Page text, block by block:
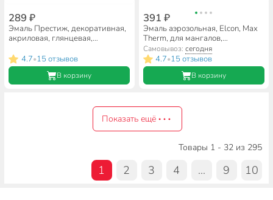
289 ₽
Эмаль Престиж, декоративная,
акриловая, глянцевая,
4.7•15 отзывов
В корзину
391 ₽
Эмаль аэрозольная, Elcon, Max
Therm, для мангалов,
быстросохнущая, глянцевая,
черная, 520 мл, 1000°С
Самовывоз: сегодня
4.7•15 отзывов
В корзину
Показать ещё
Товары 1 - 32 из 295
1 2 3 4 ... 9 10